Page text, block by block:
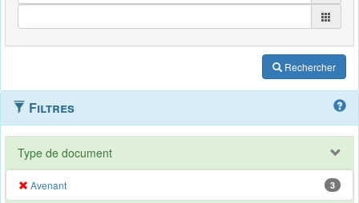
Rechercher
Filtres
Type de document
Avenant 3